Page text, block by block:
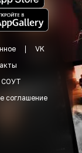
VK
СОУТ
соглашение